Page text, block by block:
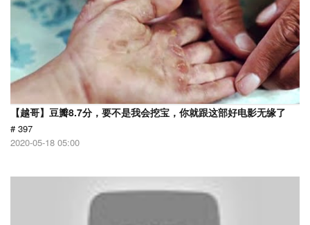
【越哥】豆瓣8.7分，要不是我会挖宝，你就跟这部好电影无缘了
# 397
2020-05-18 05:00